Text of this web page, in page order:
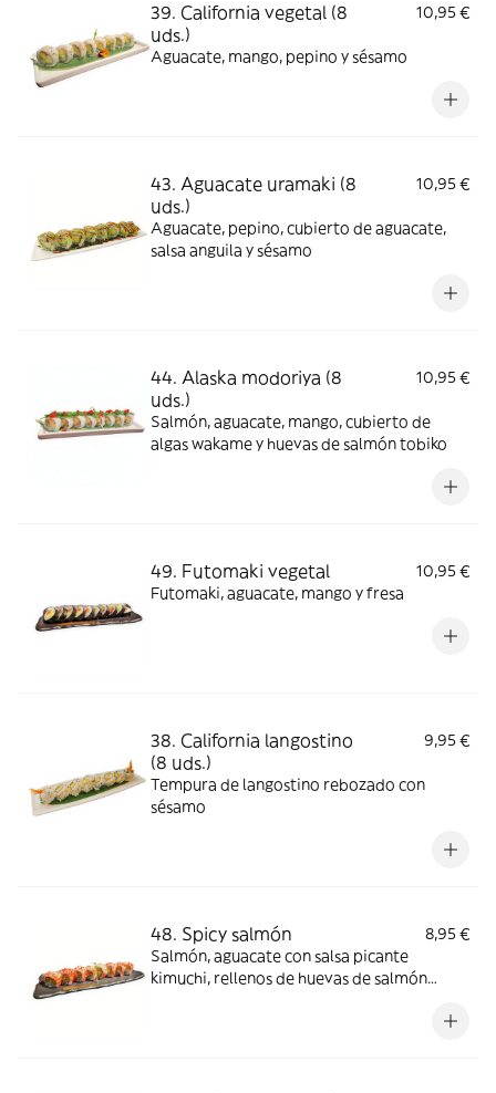
39. California vegetal (8
uds.)
10,95 €
Aguacate, mango, pepino y sésamo
43. Aguacate uramaki (8
uds.)
10,95 €
Aguacate, pepino, cubierto de aguacate,
salsa anguila y sésamo
44. Alaska modoriya (8
uds.)
10,95 €
Salmón, aguacate, mango, cubierto de
algas wakame y huevas de salmón tobiko
49. Futomaki vegetal
10,95 €
Futomaki, aguacate, mango y fresa
38. California langostino
(8 uds.)
9,95 €
Tempura de langostino rebozado con
sésamo
48. Spicy salmón
8,95 €
Salmón, aguacate con salsa picante
kimuchi, rellenos de huevas de salmón